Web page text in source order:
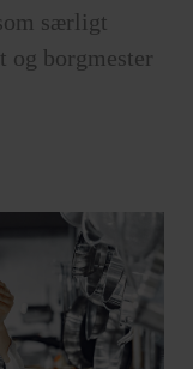
særligt
og borgmester